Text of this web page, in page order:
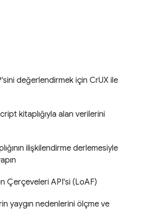
değerlendirmek için CrUX ile
kitaplığıyla alan verilerini
ilişkilendirme derlemesiyle
Çerçeveleri API'si (LoAF)
yaygın nedenlerini ölçme ve